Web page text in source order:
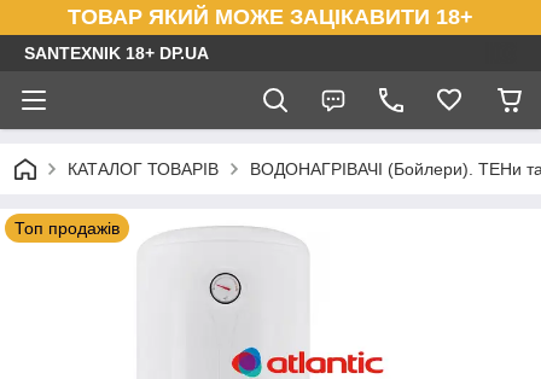
ТОВАР ЯКИЙ МОЖЕ ЗАЦІКАВИТИ 18+
SANTEXNIK 18+ DP.UA
КАТАЛОГ ТОВАРІВ ВОДОНАГРІВАЧІ (Бойлери). ТЕНи
Топ продажів